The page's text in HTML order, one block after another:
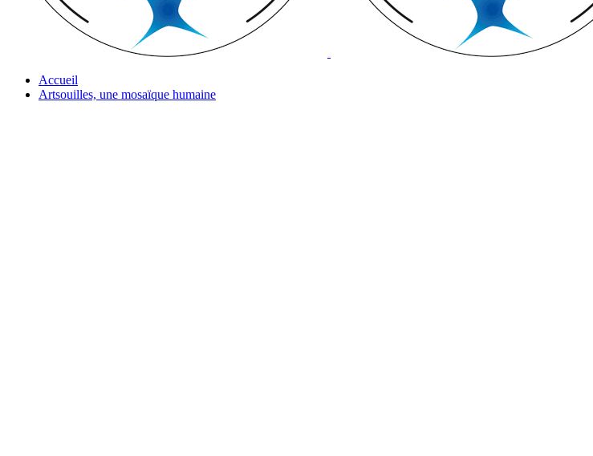
Accueil
Artsouilles, une mosaïque humaine